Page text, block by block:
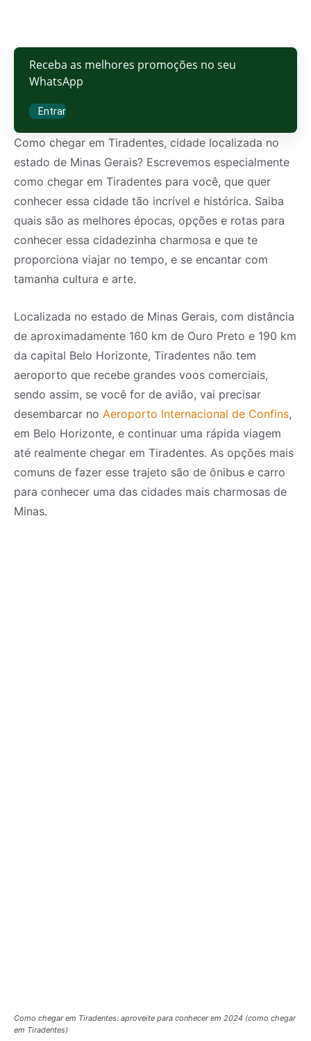
Receba as melhores promoções no seu
WhatsApp
Entrar
Como chegar em Tiradentes, cidade localizada no
estado de Minas Gerais? Escrevemos especialmente
como chegar em Tiradentes para você, que quer
conhecer essa cidade tão incrível e histórica. Saiba
quais são as melhores épocas, opções e rotas para
conhecer essa cidadezinha charmosa e que te
proporciona viajar no tempo, e se encantar com
tamanha cultura e arte.
Localizada no estado de Minas Gerais, com distância
de aproximadamente 160 km de Ouro Preto e 190 km
da capital Belo Horizonte, Tiradentes não tem
aeroporto que recebe grandes voos comerciais,
sendo assim, se você for de avião, vai precisar
desembarcar no Aeroporto Internacional de Confins,
em Belo Horizonte, e continuar uma rápida viagem
até realmente chegar em Tiradentes. As opções mais
comuns de fazer esse trajeto são de ônibus e carro
para conhecer uma das cidades mais charmosas de
Minas.
Como chegar em Tiradentes: aproveite para conhecer em 2024 (como chegar
em Tiradentes)